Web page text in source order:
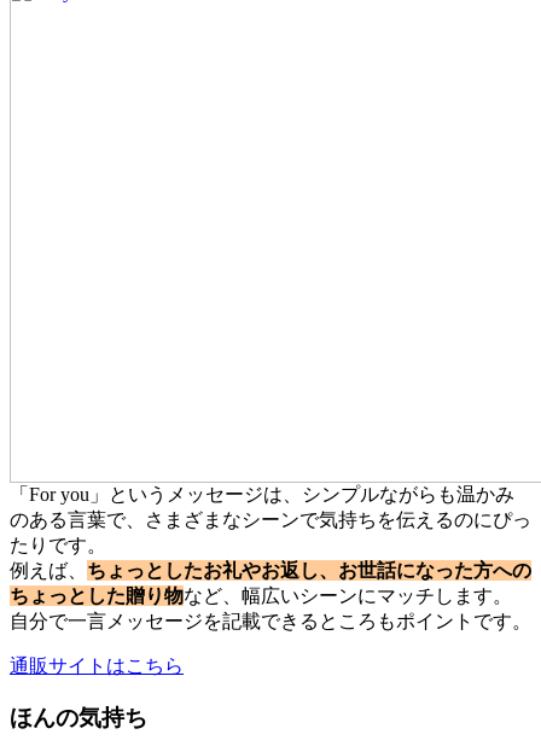
「For you」というメッセージは、シンプルながらも温かみ
のある言葉で、さまざまなシーンで気持ちを伝えるのにぴっ
たりです。
例えば、 ちょっとしたお礼やお返し、お世話になった方への
ちょっとした贈り物など、幅広いシーンにマッチします。
自分で一言メッセージを記載できるところもポイントです。
通販サイトはこちら
ほんの気持ち